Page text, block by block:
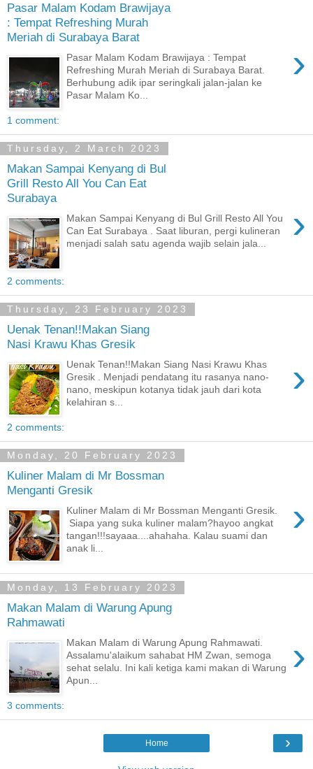
Pasar Malam Kodam Brawijaya
: Tempat Refreshing Murah
Meriah di Surabaya Barat
›
Pasar Malam Kodam Brawijaya : Tempat
Refreshing Murah Meriah di Surabaya Barat.
Berhubung adik ipar seringkali jalan-jalan ke
Pasar Malam Ko...
1 comment:
Thursday, 2 March 2023
Makan Sampai Kenyang di Bul
Grill Resto All You Can Eat
Surabaya
›
Makan Sampai Kenyang di Bul Grill Resto All You
Can Eat Surabaya . Saat liburan, pergi kulineran
menjadi salah satu agenda wajib selain jala...
2 comments:
Thursday, 23 February 2023
Uenak Tenan!!Makan Siang
Nasi Krawu Khas Gresik
›
Uenak Tenan!!Makan Siang Nasi Krawu Khas
Gresik . Menjadi pendatang itu rasanya nano-
nano, meskipun kotanya tidak jauh dari kota
kelahiran s...
2 comments:
Monday, 20 February 2023
Kuliner Malam di Mr Bossman
Menganti Gresik
›
Kuliner Malam di Mr Bossman Menganti Gresik.
Siapa yang suka kuliner malam?hayoo angkat
tangan!!!sayaaa....ahahaha. Kalau suami dan
anak li...
Monday, 13 February 2023
Makan Malam di Warung Apung
Rahmawati
›
Makan Malam di Warung Apung Rahmawati.
Assalamu'alaikum sahabat HM Zwan, semoga
sehat selalu. Ini kali ketiga kami makan di Warung
Apun...
3 comments:
›
Home